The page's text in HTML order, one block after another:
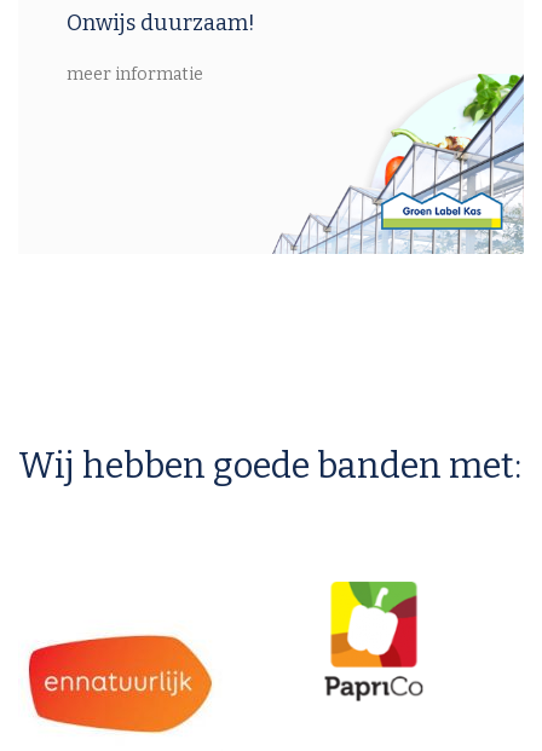
Onwijs duurzaam!
meer informatie
Wij hebben goede banden met: